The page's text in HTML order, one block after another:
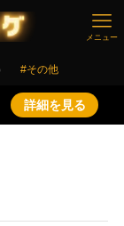
メニュー
#その他
詳細を見る